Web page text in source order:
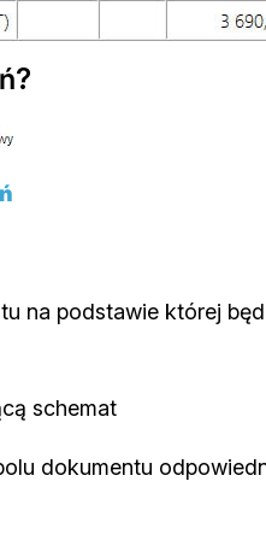
na podstawie której
schemat
dokumentu